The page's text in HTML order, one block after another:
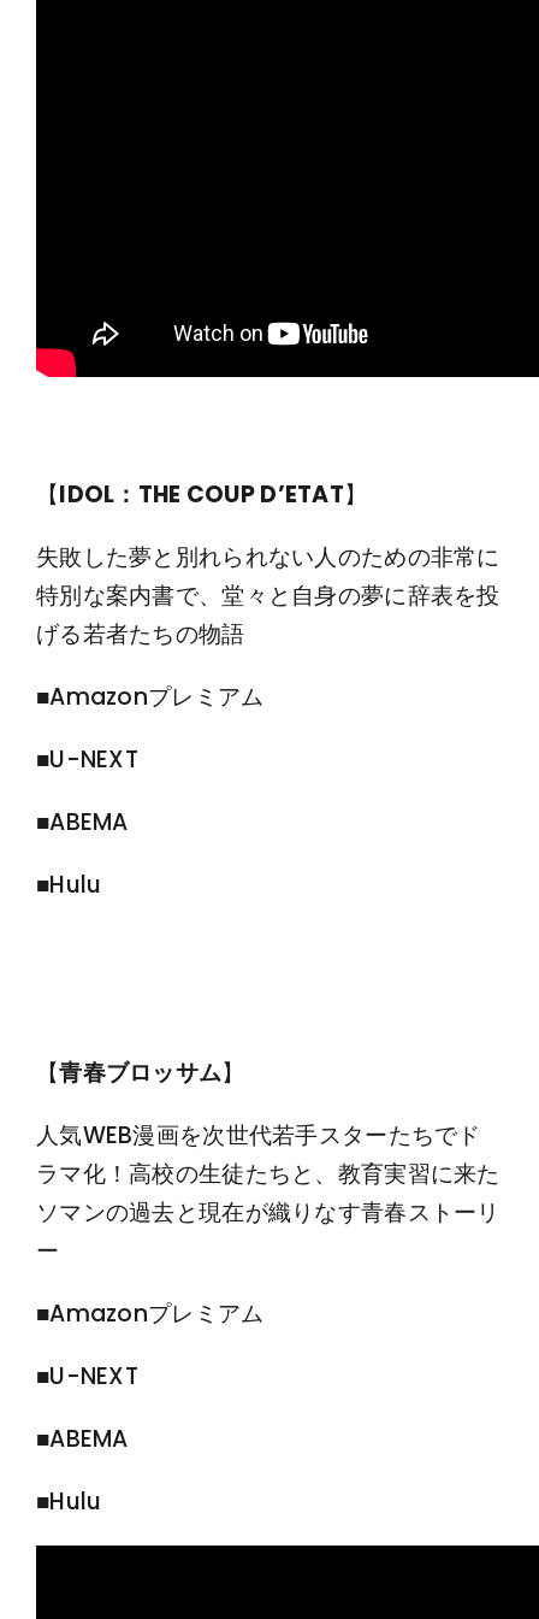
【IDOL：THE COUP D’ETAT】
失敗した夢と別れられない人のための非常に
特別な案内書で、堂々と自身の夢に辞表を投
げる若者たちの物語
■Amazonプレミアム
■U-NEXT
■ABEMA
■Hulu
【青春ブロッサム】
人気WEB漫画を次世代若手スターたちでド
ラマ化！高校の生徒たちと、教育実習に来た
ソマンの過去と現在が織りなす青春ストーリ
ー
■Amazonプレミアム
■U-NEXT
■ABEMA
■Hulu